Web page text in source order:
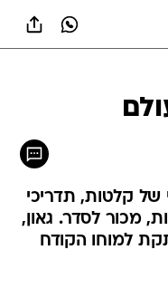
של קלטות, תדריכי
מכור לסדר. גאון,
למוחו הקודח